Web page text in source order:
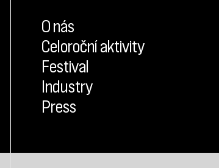
O nás
Celoroční aktivity
Festival
Industry
Press